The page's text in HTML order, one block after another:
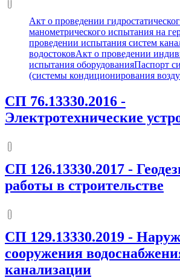
Акт о проведении
манометрического испытания на
проведении испытания систем
водостоковАкт о проведении
испытания оборудованияПаспорт
(системы кондиционирования
СП 76.13330.2016 -
Электротехнические
СП 126.13330.2017 -
работы в строительстве
СП 129.13330.2019 -
сооружения
канализации